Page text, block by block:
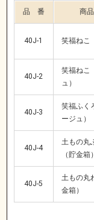
品 番 商
40J-1 笑福ねこ
40J-2
笑福ねこ
ュ）
40J-3
笑福ふく
ージュ）
40J-4
土もの丸
（貯金箱）
40J-5
土もの丸
金箱）